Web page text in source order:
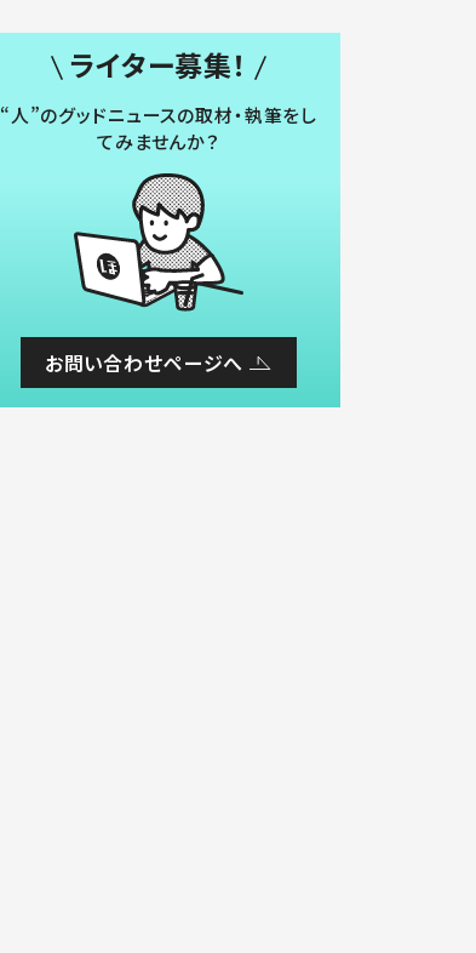
ライター募集！
“人”のグッドニュースの取材・執筆をし
てみませんか？
お問い合わせページへ